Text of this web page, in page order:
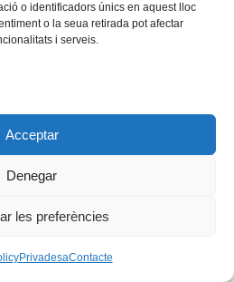
o identificadors únics en aquest lloc
o la seua retirada pot afectar
i serveis.
Acceptar
Denegar
les preferències
PrivadesaContacte
Instagram
Flickr
SOM
PROGRAMES
SOSTENIBLE
TRANSPARÈNCIA
-